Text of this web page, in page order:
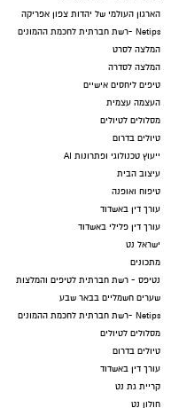
הארגון העולמי של יהדות צפון אפריקה
Netips -רשת חברתית לחכמת ההמונים
המלצה לסרט
המלצה לסדרה
טיפים ליחסים אישיים
העצמה עצמית
מסלולים לטיולים
טיולים בדרום
ייעוץ טכנולוגי ופתרונות AI
עיצוב הבית
טיפוח ואופנה
עורך דין באשדוד
עורך דין פלילי באשדוד
ישראל נט
מתכונים
נטיפס - רשת חברתית לטיפים והמלצות
שערים חשמליים בבאר שבע
Netips -רשת חברתית לחכמת ההמונים
מסלולים לטיולים
טיולים בדרום
עורך דין באשדוד
קריית גת נט
חולון נט